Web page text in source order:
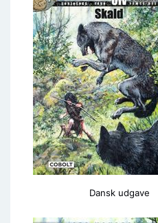
Dansk udgave